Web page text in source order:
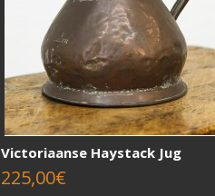
Victoriaanse Haystack Jug
225,00€